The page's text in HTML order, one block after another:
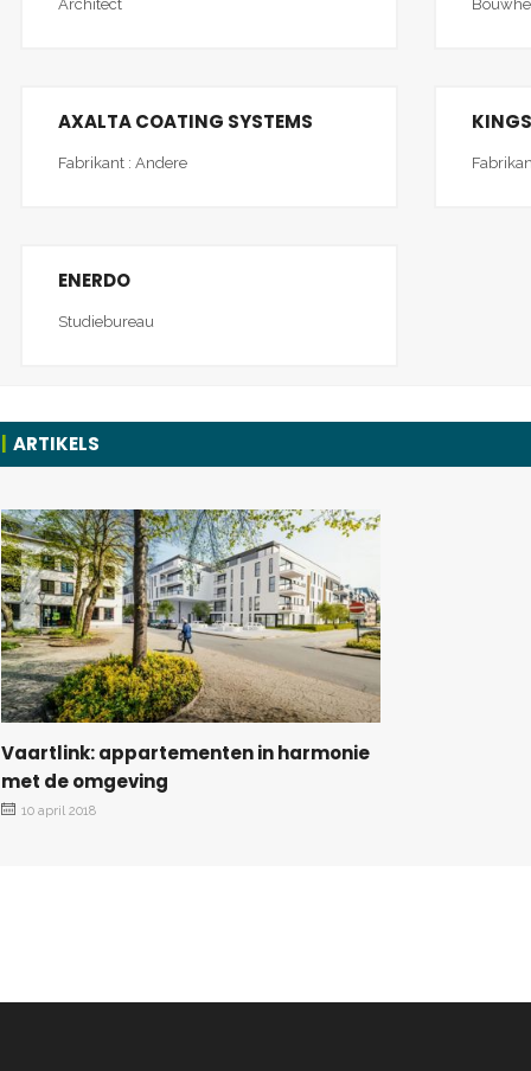
Architect
AXALTA COATING SYSTEMS
Fabrikant : Andere
ENERDO
Studiebureau
ARTIKELS
Vaartlink: appartementen in harmonie
met de omgeving
10 april 2018